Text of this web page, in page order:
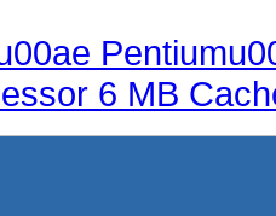
6 MB